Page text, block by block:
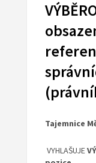
Tajemnice
VYHLAŠUJE